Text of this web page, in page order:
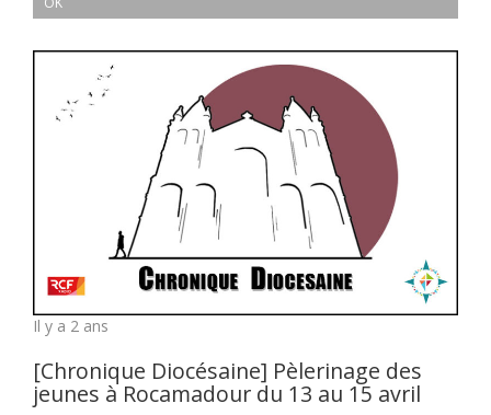
Il y a 2 ans
[Chronique Diocésaine] Pèlerinage des
jeunes à Rocamadour du 13 au 15 avril